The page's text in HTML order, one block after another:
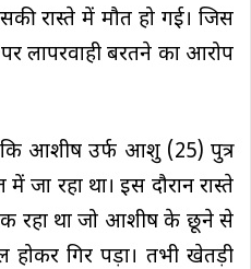
रास्ते में मौत हो गई। जिस
लापरवाही बरतने का आरोप
आशीष उर्फ आशु (25) पुत्र
रहा था। इस दौरान रास्ते
रहा था जो आशीष के छूने से
गिर पड़ा। तभी खेतड़ी